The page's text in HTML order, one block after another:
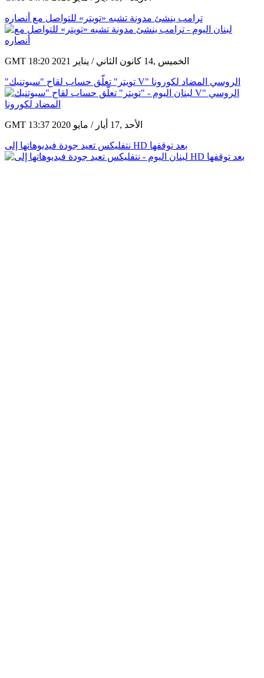
ترامب ينشئ مدونة تشبه «تويتر» للتواصل مع أنصاره
GMT 18:20 2021 الخميس ,14 كانون الثاني / يناير
"تويتر" تعلّق حساب لقاح "سبوتنيك V" الروسي المضاد لكورونا
GMT 13:37 2020 الأحد ,17 أيار / مايو
نتفليكس تعيد جودة فيديوهاتها إلى HD بعد توقفها